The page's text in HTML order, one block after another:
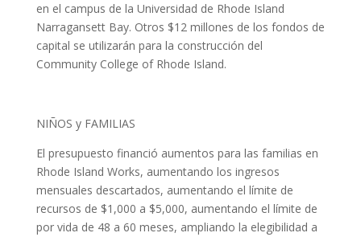
en el campus de la Universidad de Rhode Island
Narragansett Bay. Otros $12 millones de los fondos de
capital se utilizarán para la construcción del
Community College of Rhode Island.
NIÑOS y FAMILIAS
El presupuesto financió aumentos para las familias en
Rhode Island Works, aumentando los ingresos
mensuales descartados, aumentando el límite de
recursos de $1,000 a $5,000, aumentando el límite de
por vida de 48 a 60 meses, ampliando la elegibilidad a